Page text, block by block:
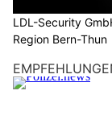
LDL-Security
Region Bern-Thun